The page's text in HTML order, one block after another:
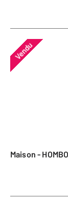
Vendu
Maison -